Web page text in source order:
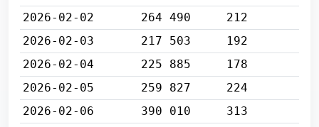
2026-02-02
264 490
212
2026-02-03
217 503
192
2026-02-04
225 885
178
2026-02-05
259 827
224
2026-02-06
390 010
313